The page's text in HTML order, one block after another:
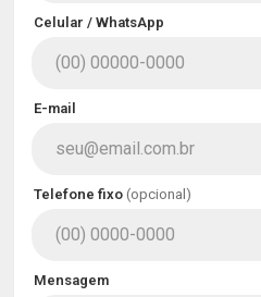
Celular / WhatsApp
E-mail
Telefone fixo (opcional)
Mensagem